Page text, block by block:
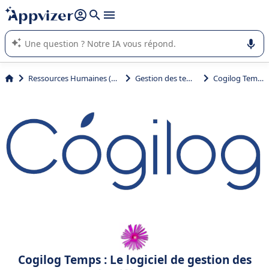
répondre (plusieurs lignes avec
L'IA de Appvizer vous guide dans l'utilisation ou la sélection de
logiciel SaaS en entreprise.
Ressources Humaines (RH) Gestion des temps Cogilog Temps
Cogilog Temps : Le logiciel de gestion des